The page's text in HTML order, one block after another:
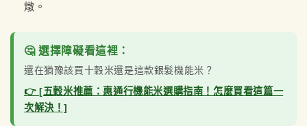
燉。
🤔 選擇障礙看這裡：
還在猶豫該買十穀米還是這款銀髮機能米？
👉 [五穀米推薦：惠通行機能米選購指南！怎麼買看這篇一
次解決！]